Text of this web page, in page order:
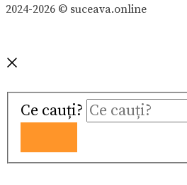
2024-2026 © suceava.online
Ce cauți?